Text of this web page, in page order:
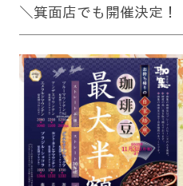
＼箕面店でも開催決定！